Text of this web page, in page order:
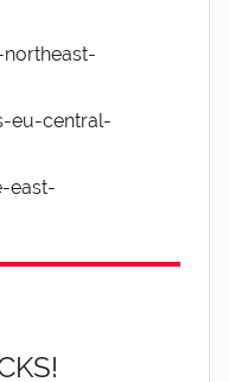
northeast-
eu-central-
east-